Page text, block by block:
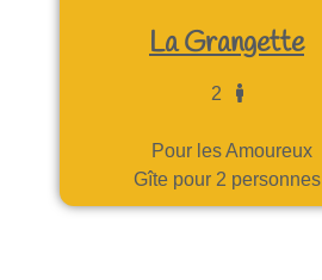
La Grangette
2
Pour les Amoureux
Gîte pour 2 personnes